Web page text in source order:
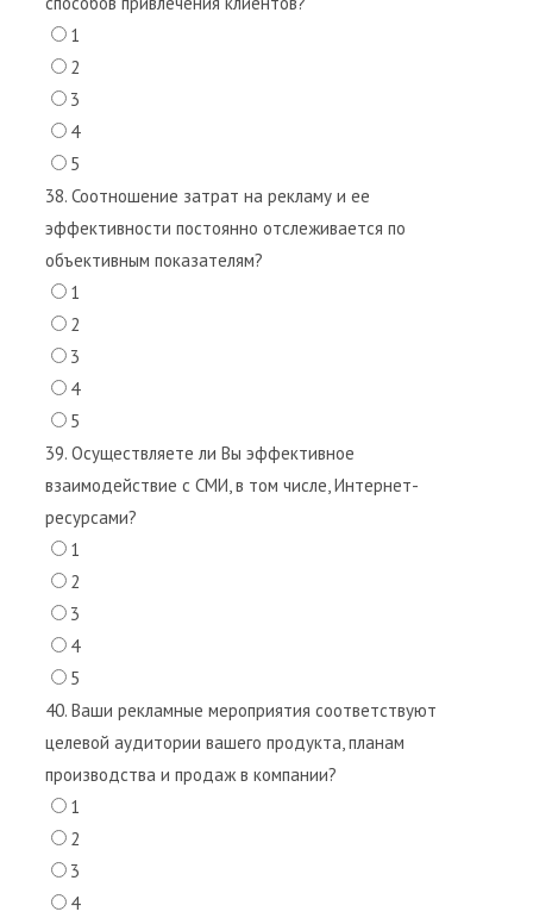
1
2
3
4
5
38. Соотношение затрат на рекламу и ее
эффективности постоянно отслеживается по
объективным показателям?
1
2
3
4
5
39. Осуществляете ли Вы эффективное
взаимодействие с СМИ, в том числе, Интернет-
ресурсами?
1
2
3
4
5
40. Ваши рекламные мероприятия соответствуют
целевой аудитории вашего продукта, планам
производства и продаж в компании?
1
2
3
4